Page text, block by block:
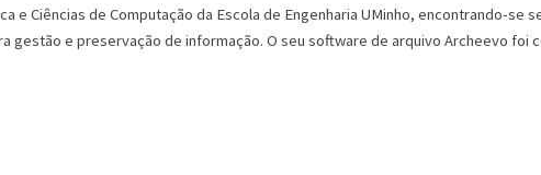
Ciências de Computação da Escola de Engenharia UMinho, encontrando-se
gestão e preservação de informação. O seu software de arquivo Archeevo foi